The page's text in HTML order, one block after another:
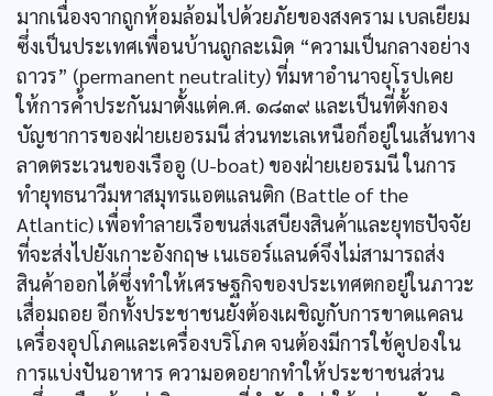
มากเนื่องจากถูกห้อมล้อมไปด้วยภัยของสงคราม เบลเยียม
ซึ่งเป็นประเทศเพื่อนบ้านถูกละเมิด “ความเป็นกลางอย่าง
ถาวร” (permanent neutrality) ที่มหาอำนาจยุโรปเคย
ให้การค้ำประกันมาตั้งแต่ค.ศ. ๑๘๓๙ และเป็นที่ตั้งกอง
บัญชาการของฝ่ายเยอรมนี ส่วนทะเลเหนือก็อยู่ในเส้นทาง
ลาดตระเวนของเรืออู (U-boat) ของฝ่ายเยอรมนี ในการ
ทำยุทธนาวีมหาสมุทรแอตแลนติก (Battle of the
Atlantic) เพื่อทำลายเรือขนส่งเสบียงสินค้าและยุทธปัจจัย
ที่จะส่งไปยังเกาะอังกฤษ เนเธอร์แลนด์จึงไม่สามารถส่ง
สินค้าออกได้ซึ่งทำให้เศรษฐกิจของประเทศตกอยู่ในภาวะ
เสื่อมถอย อีกทั้งประชาชนยังต้องเผชิญกับการขาดแคลน
เครื่องอุปโภคและเครื่องบริโภค จนต้องมีการใช้คูปองใน
การแบ่งปันอาหาร ความอดอยากทำให้ประชาชนส่วน